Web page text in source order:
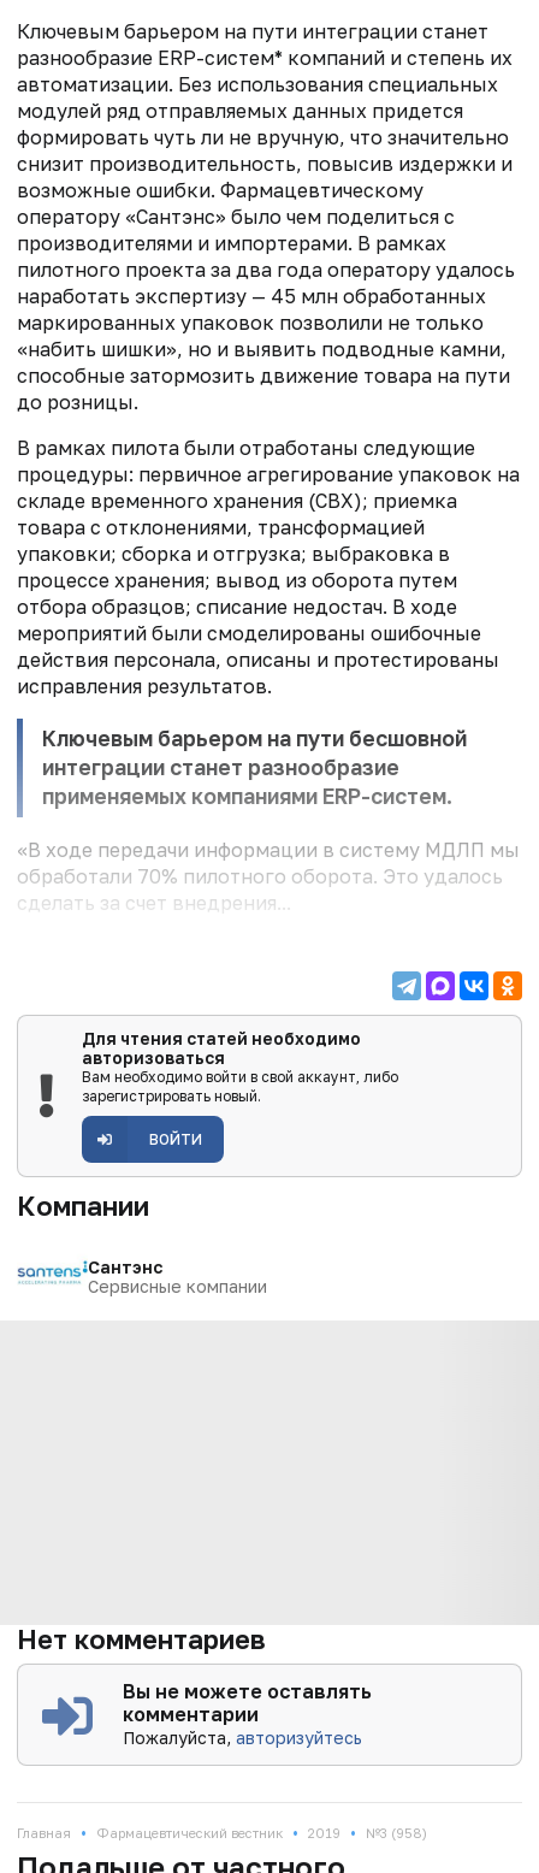
Ключевым барьером на пути интеграции станет
разнообразие ERP-систем* компаний и степень их
автоматизации. Без использования специальных
модулей ряд отправляемых данных придется
формировать чуть ли не вручную, что значительно
снизит производительность, повысив издержки и
возможные ошибки. Фармацевтическому
оператору «Сантэнс» было чем поделиться с
производителями и импортерами. В рамках
пилотного проекта за два года оператору удалось
наработать экспертизу — 45 млн обработанных
маркированных упаковок позволили не только
«набить шишки», но и выявить подводные камни,
способные затормозить движение товара на пути
до розницы.
В рамках пилота были отработаны следую­щие
процедуры: первичное агрегирование упаковок на
складе временного хранения (СВХ); приемка
товара с отклонениями, трансформацией
упаковки; сборка и отгрузка; выбраковка в
процессе хранения; вывод из оборота путем
отбора образцов; списание недостач. В ходе
мероприятий были смоделированы ошибочные
действия персонала, описаны и протестированы
исправления результатов.
Ключевым барьером на пути бесшовной
интеграции станет разно­образие
применяемых компаниями ERP-систем.
«В ходе передачи информации в систему МДЛП мы
обработали 70% пилотного оборота. Это удалось
сделать за счет внедрения...
Для чтения статей необходимо
авторизоваться
Вам необходимо войти в свой аккаунт, либо
зарегистрировать новый.
ВОЙТИ
Компании
Сантэнс
Сервисные компании
Нет комментариев
Вы не можете оставлять
комментарии
Пожалуйста,авторизуйтесь
Главная • Фармацевтический вестник • 2019 • №3 (958)